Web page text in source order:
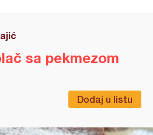
Dodaj u listu
sa pekmezom